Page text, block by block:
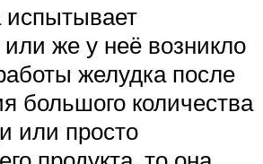
испытывает
же у неё возникло
желудка после
большого количества
или просто